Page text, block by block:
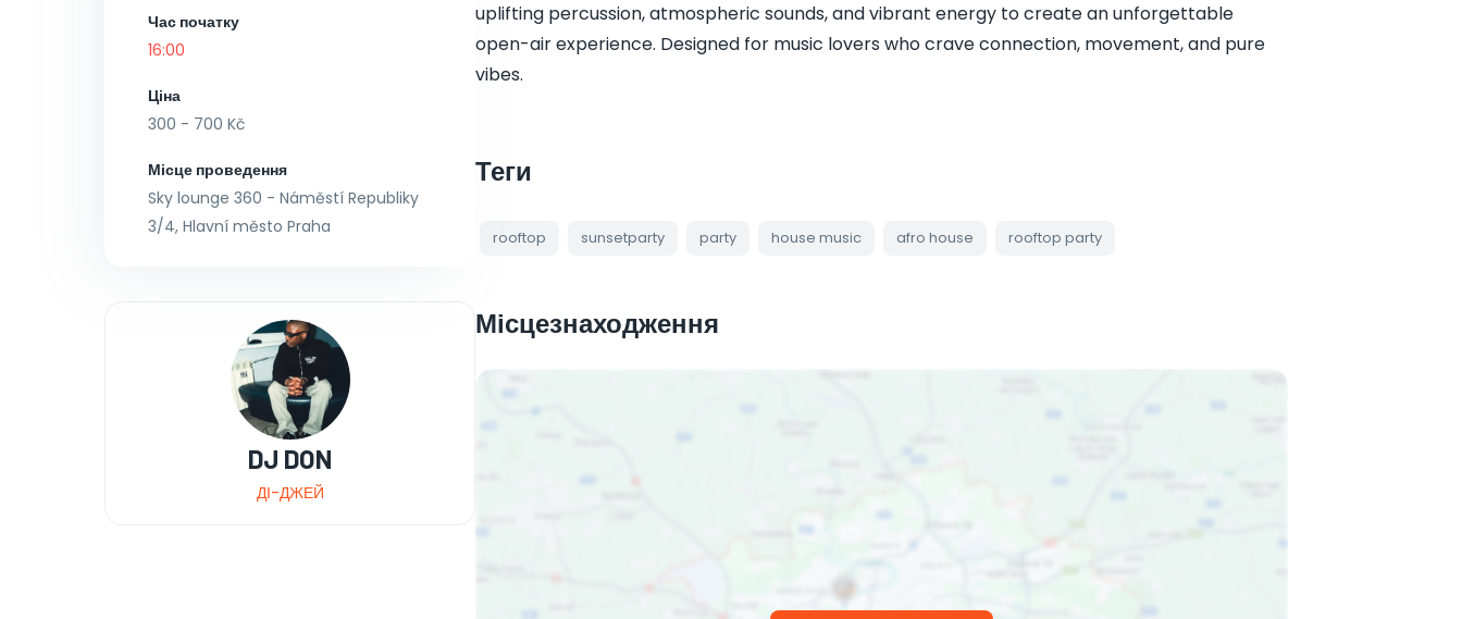
Час початку
16:00
Ціна
300 - 700 Kč
Місце проведення
Sky lounge 360 - Náměstí Republiky
3/4, Hlavní město Praha
DJ DON
ДІ-ДЖЕЙ
uplifting percussion, atmospheric sounds, and vibrant energy to create an unforgettable
open-air experience. Designed for music lovers who crave connection, movement, and pure
vibes.
Теги
rooftop sunsetparty party house music afro house rooftop party
Місцезнаходження